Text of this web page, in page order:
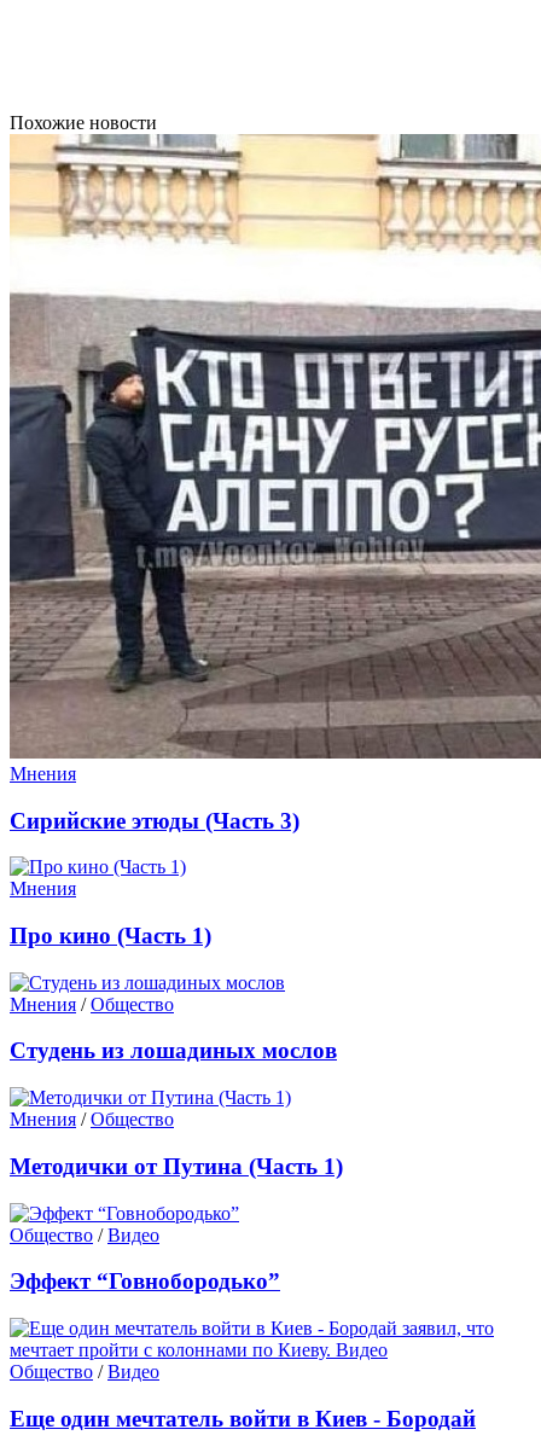
Похожие новости
Мнения
Сирийские этюды (Часть 3)
Мнения
Про кино (Часть 1)
Мнения /Общество
Студень из лошадиных мослов
Мнения /Общество
Методички от Путина (Часть 1)
Общество /Видео
Эффект “Говнобородько”
Общество /Видео
Еще один мечтатель войти в Киев - Бородай